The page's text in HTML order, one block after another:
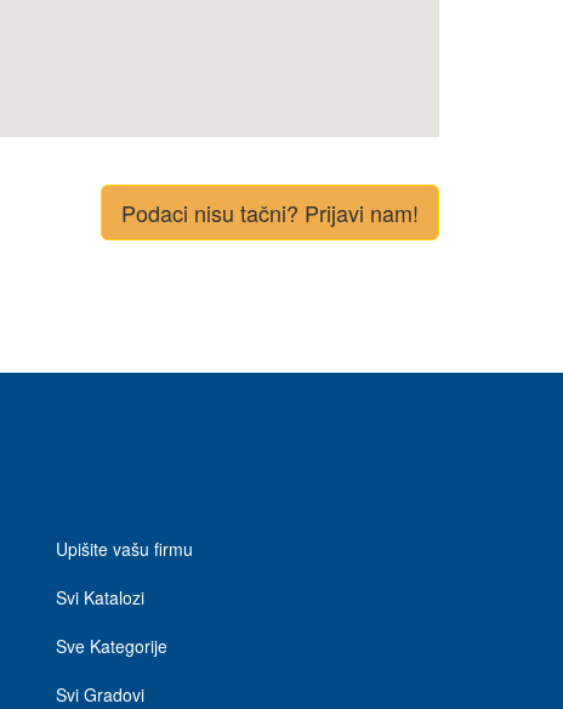
Podaci nisu tačni? Prijavi nam!
Upišite vašu firmu
Svi Katalozi
Sve Kategorije
Svi Gradovi